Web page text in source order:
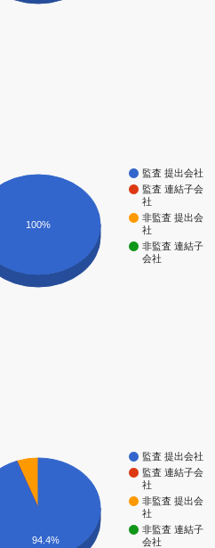
監査 提出会社
監査 連結子会
社
非監査 提出会
社
非監査 連結子
会社
100%
監査 提出会社
監査 連結子会
社
非監査 提出会
社
非監査 連結子
会社
94.4%